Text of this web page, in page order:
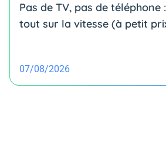
Pas de TV, pas de téléphone
tout sur la vitesse (à petit
07/08/2026